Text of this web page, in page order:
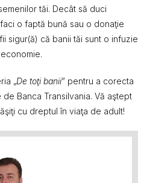
tăi. Decât să duci
o faptă bună sau o donaţie
sigur(ă) că banii tăi sunt o infuzie
„De toţi banii” pentru a corecta
Banca Transilvania. Vă aştept
cu dreptul în viaţa de adult!